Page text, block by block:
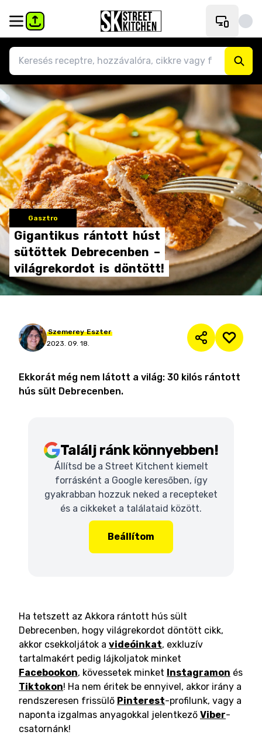
Gasztro
Gigantikus rántott húst
sütöttek Debrecenben –
világrekordot is döntött!
Szemerey Eszter
2023. 09. 18.
Ekkorát még nem látott a világ: 30 kilós rántott
hús sült Debrecenben.
Találj ránk könnyebben!
Állítsd be a Street Kitchent kiemelt
forrásként a Google keresőben, így
gyakrabban hozzuk neked a recepteket
és a cikkeket a találataid között.
Beállítom
Ha tetszett az Akkora rántott hús sült
Debrecenben, hogy világrekordot döntött cikk,
akkor csekkoljátok a videóinkat, exkluzív
tartalmakért pedig lájkoljatok minket
Facebookon, kövessetek minket Instagramon és
Tiktokon! Ha nem éritek be ennyivel, akkor irány a
rendszeresen frissülő Pinterest-profilunk, vagy a
naponta izgalmas anyagokkal jelentkező Viber-
csatornánk!